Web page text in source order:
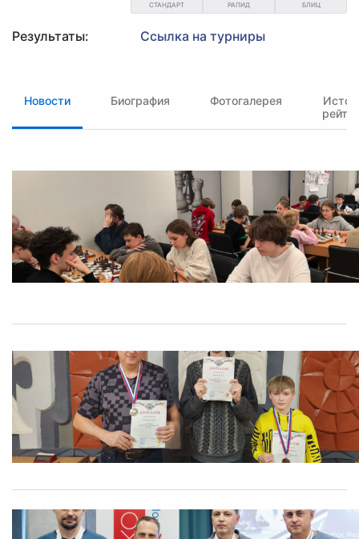
СТАНДАРТ РАПИД БЛИЦ
Результаты: Ссылка на турниры
Новости Биография Фотогалерея